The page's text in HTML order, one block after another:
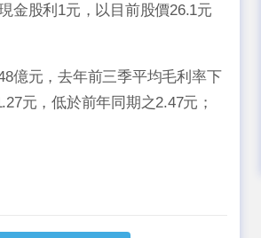
金股利1元，以目前股價26.1元
億元，去年前三季平均毛利率下
元，低於前年同期之2.47元；